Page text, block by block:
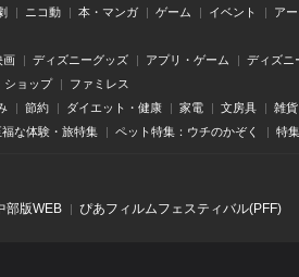
ニコ動 本・マンガ ゲーム イベント アー
画 ディズニーグッズ アプリ・ゲーム ディズニ
ショップ ファミレス
節約 ダイエット・健康 家電 文房具 雑貨
な体験・旅特集 ペット特集：ウチのかぞく 特
部版WEB ぴあフィルムフェスティバル(PFF)